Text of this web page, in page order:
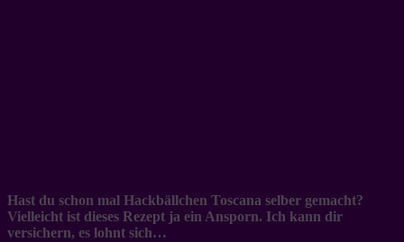
Hast du schon mal Hackbällchen Toscana selber gemacht?
Vielleicht ist dieses Rezept ja ein Ansporn. Ich kann dir
versichern, es lohnt sich…